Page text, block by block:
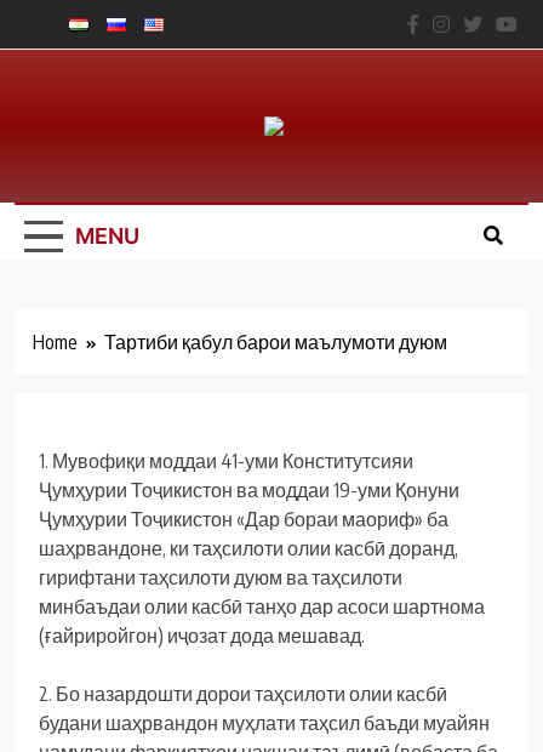
to
Юридический
Факальтет – ТНУ
MENU
Home Тартиби қабул барои маълумоти дуюм
1. Мувофиқи моддаи 41-уми Конститутсияи
Ҷумҳурии Тоҷикистон ва моддаи 19-уми Қонуни
Ҷумҳурии Тоҷикистон «Дар бораи маориф» ба
шаҳрвандоне, ки таҳсилоти олии касбӣ доранд,
гирифтани таҳсилоти дуюм ва таҳсилоти
минбаъдаи олии касбӣ танҳо дар асоси шартнома
(ғайриройгон) иҷозат дода мешавад.
2. Бо назардошти дорои таҳсилоти олии касбӣ
будани шаҳрвандон муҳлати таҳсил баъди муайян